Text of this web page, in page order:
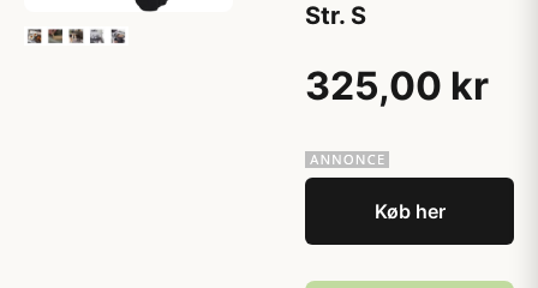
Str. S
325,00 kr
Køb her